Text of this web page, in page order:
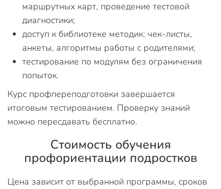
маршрутных карт, проведение тестовой
диагностики;
доступ к библиотеке методик: чек-листы,
анкеты, алгоритмы работы с родителями;
тестирование по модулям без ограничения
попыток.
Курс профпереподготовки завершается
итоговым тестированием. Проверку знаний
можно пересдавать бесплатно.
Стоимость обучения
профориентации подростков
Цена зависит от выбранной программы, сроков